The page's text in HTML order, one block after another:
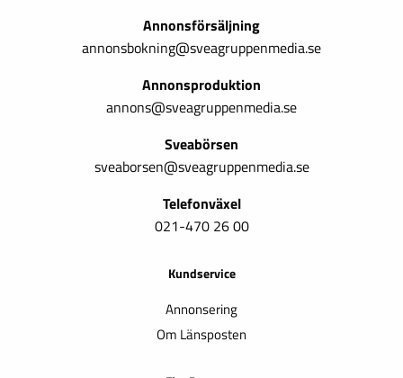
Annonsförsäljning
annonsbokning@sveagruppenmedia.se
Annonsproduktion
annons@sveagruppenmedia.se
Sveabörsen
sveaborsen@sveagruppenmedia.se
Telefonväxel
021-470 26 00
Kundservice
Annonsering
Om Länsposten